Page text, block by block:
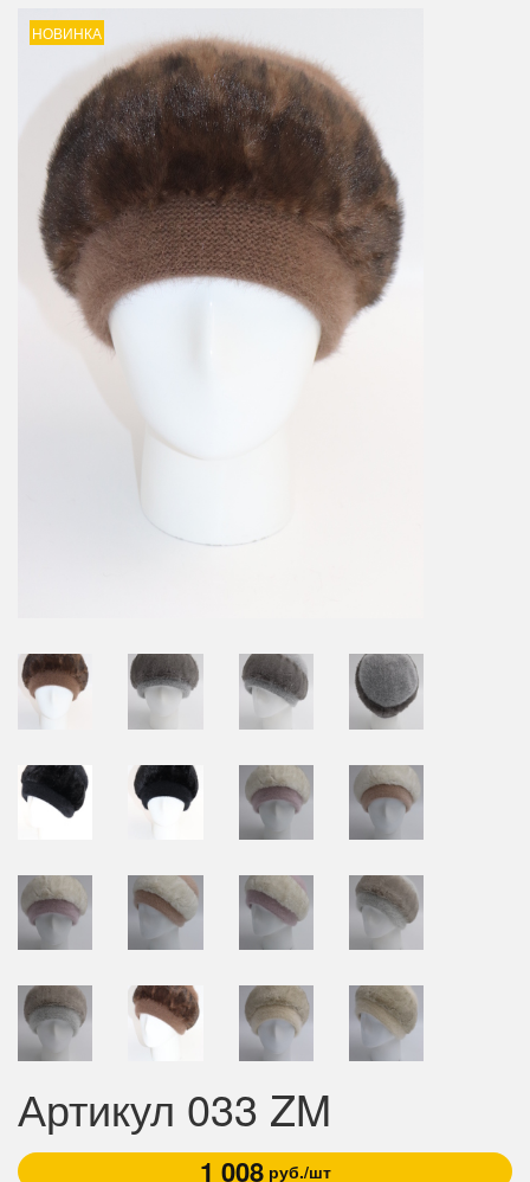
НОВИНКА
Артикул 033 ZM
1 008руб./шт